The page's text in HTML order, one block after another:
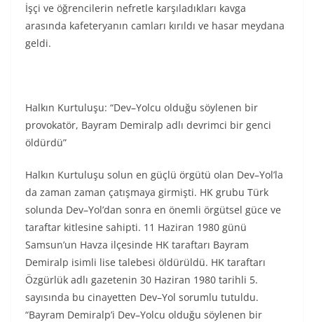
İşçi ve öğrencilerin nefretle karşıladıkları kavga
arasında kafeteryanın camları kırıldı ve hasar meydana
geldi.
Halkın Kurtuluşu: “Dev–Yolcu olduğu söylenen bir
provokatör, Bayram Demiralp adlı devrimci bir genci
öldürdü”
Halkın Kurtuluşu solun en güçlü örgütü olan Dev–Yol’la
da zaman zaman çatışmaya girmişti. HK grubu Türk
solunda Dev–Yol’dan sonra en önemli örgütsel güce ve
taraftar kitlesine sahipti. 11 Haziran 1980 günü
Samsun’un Havza ilçesinde HK taraftarı Bayram
Demiralp isimli lise talebesi öldürüldü. HK taraftarı
Özgürlük adlı gazetenin 30 Haziran 1980 tarihli 5.
sayısında bu cinayetten Dev–Yol sorumlu tutuldu.
“Bayram Demiralp’i Dev–Yolcu olduğu söylenen bir